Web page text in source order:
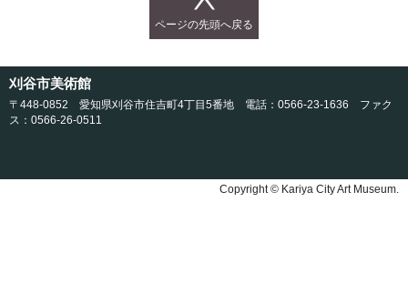
ページの先頭へ戻る
刈谷市美術館
〒448-0852 愛知県刈谷市住吉町4丁目5番地 電話：0566-23-1636 ファク
ス：0566-26-0511
Copyright © Kariya City Art Museum.